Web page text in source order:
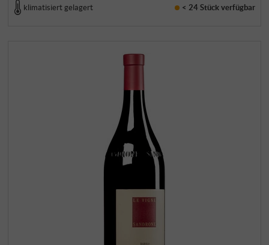
klimatisiert gelagert < 24 Stückverfügbar